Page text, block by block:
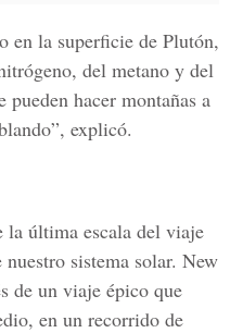
en la superficie de Plutón,
del metano y del
hacer montañas a
explicó.
la última escala del viaje
sistema solar. New
de un viaje épico que
en un recorrido de